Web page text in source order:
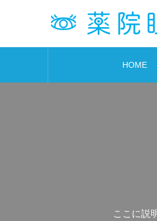
HOME
ここに説